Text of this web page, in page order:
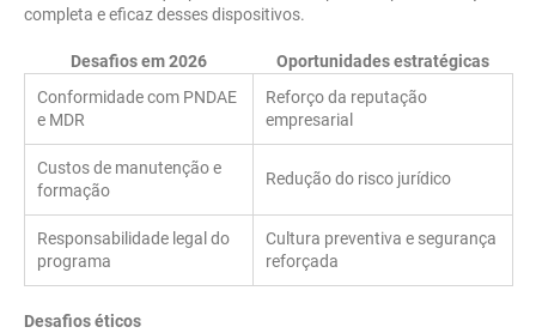
completa e eficaz desses dispositivos.
Desafios em 2026
Oportunidades estratégicas
Conformidade com PNDAE
e MDR
Reforço da reputação
empresarial
Custos de manutenção e
formação
Redução do risco jurídico
Responsabilidade legal do
programa
Cultura preventiva e segurança
reforçada
Desafios éticos